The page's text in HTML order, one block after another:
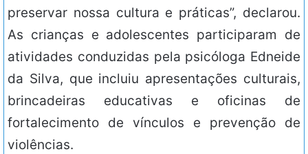
preservar nossa cultura e práticas”, declarou.
As crianças e adolescentes participaram de
atividades conduzidas pela psicóloga Edneide
da Silva, que incluiu apresentações culturais,
brincadeiras educativas e oficinas de
fortalecimento de vínculos e prevenção de
violências.